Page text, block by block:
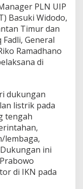
PLN UIP
Basuki Widodo,
Timur dan
General
Ramadhano
di
dukungan
listrik pada
tengah
lembaga,
ini
di IKN pada